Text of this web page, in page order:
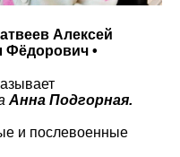
Алексей
Фёдорович •
Анна Подгорная.
и послевоенные